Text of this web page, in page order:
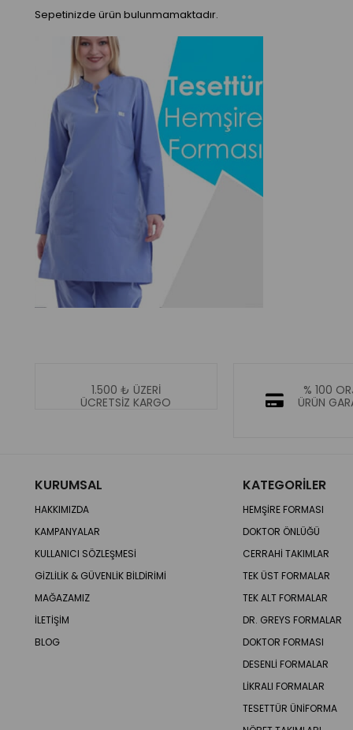
Sepetinizde ürün bulunmamaktadır.
1.500 ₺ ÜZERİ
ÜCRETSİZ KARGO
% 100
ÜRÜN
KURUMSAL
HAKKIMIZDA
KAMPANYALAR
KULLANICI SÖZLEŞMESİ
GİZLİLİK & GÜVENLİK BİLDİRİMİ
MAĞAZAMIZ
İLETİŞİM
BLOG
KATEGORİLER
HEMŞİRE FORMASI
DOKTOR ÖNLÜĞÜ
CERRAHİ TAKIMLAR
TEK ÜST FORMALAR
TEK ALT FORMALAR
DR. GREYS FORMALAR
DOKTOR FORMASI
DESENLİ FORMALAR
LİKRALI FORMALAR
TESETTÜR ÜNİFORMA